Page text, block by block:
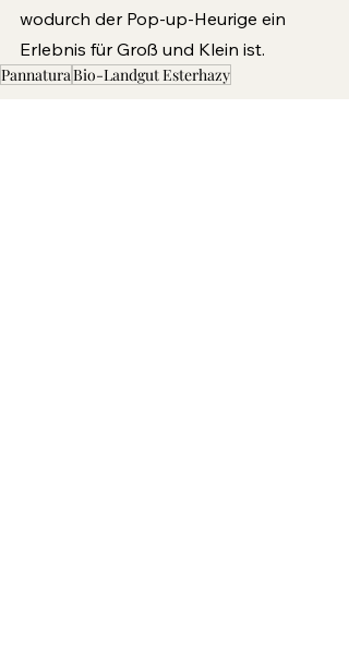
wodurch der Pop-up-Heurige ein
Erlebnis für Groß und Klein ist.
PannaturaBio-Landgut Esterhazy